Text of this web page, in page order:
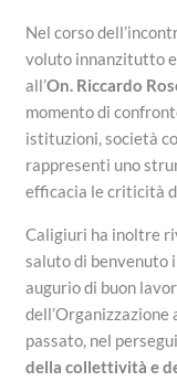
Nel corso
voluto innanzitutto
all’On. Riccardo
momento di
istituzioni, società
rappresenti uno
efficacia le criticità
Caligiuri ha inoltre
saluto di benvenuto
augurio di buon
dell’Organizzazione
passato, nel
della collettività e